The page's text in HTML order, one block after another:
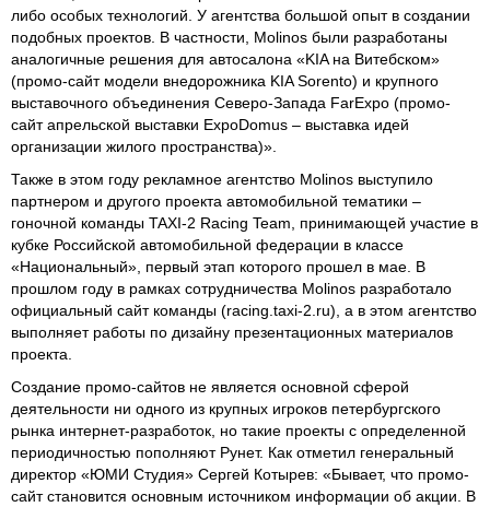
либо особых технологий. У агентства большой опыт в создании
подобных проектов. В частности, Molinos были разработаны
аналогичные решения для автосалона «KIA на Витебском»
(промо-сайт модели внедорожника KIA Sorento) и крупного
выставочного объединения Северо-Запада FarExpo (промо-
сайт апрельской выставки ExpoDomus – выставка идей
организации жилого пространства)».
Также в этом году рекламное агентство Molinos выступило
партнером и другого проекта автомобильной тематики –
гоночной команды TAXI-2 Racing Team, принимающей участие в
кубке Российской автомобильной федерации в классе
«Национальный», первый этап которого прошел в мае. В
прошлом году в рамках сотрудничества Molinos разработало
официальный сайт команды (racing.taxi-2.ru), а в этом агентство
выполняет работы по дизайну презентационных материалов
проекта.
Создание промо-сайтов не является основной сферой
деятельности ни одного из крупных игроков петербургского
рынка интернет-разработок, но такие проекты с определенной
периодичностью пополняют Рунет. Как отметил генеральный
директор «ЮМИ Студия» Сергей Котырев: «Бывает, что промо-
сайт становится основным источником информации об акции. В